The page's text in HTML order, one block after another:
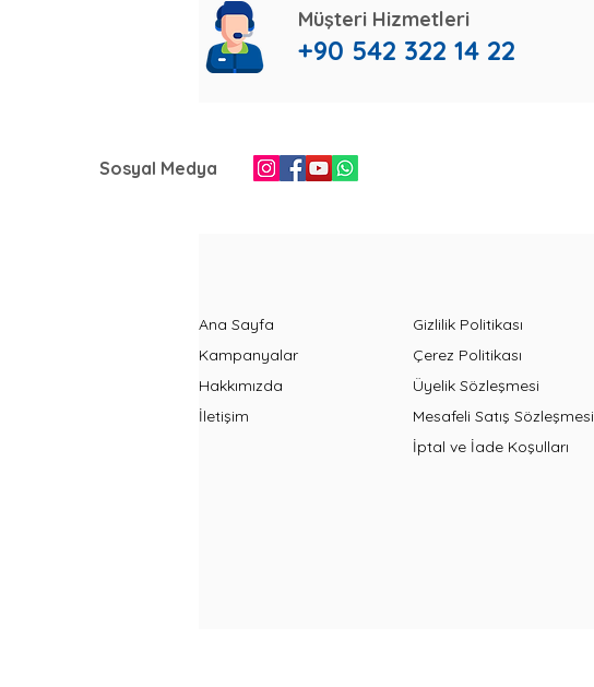
Müşteri Hizmetleri
+90 542 322 14 22
Sosyal Medya
Ana Sayfa
Kampanyalar
Hakkımızda
İletişim
Gizlilik Politikası
Çerez Politikası
Üyelik Sözleşmesi
Mesafeli Satış Sözleşmesi
İptal ve İade Koşulları